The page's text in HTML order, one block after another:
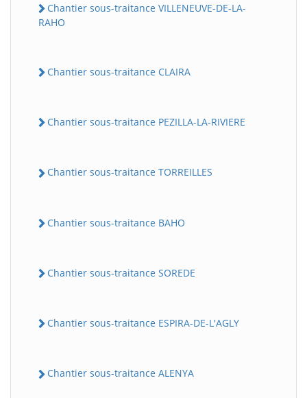
Chantier sous-traitance VILLENEUVE-DE-LA-
RAHO
Chantier sous-traitance CLAIRA
Chantier sous-traitance PEZILLA-LA-RIVIERE
Chantier sous-traitance TORREILLES
Chantier sous-traitance BAHO
Chantier sous-traitance SOREDE
Chantier sous-traitance ESPIRA-DE-L'AGLY
Chantier sous-traitance ALENYA